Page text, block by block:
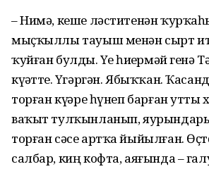
– Нимә, кеше ләститенән
мыҫҡыллы тауыш менән сырт
ҡуйған булды. Үҙе һиҙҙермәй генә
күҙәтте. Үҙгәргән. Ябыҡҡан.
торған күҙҙәре һүнеп барған утты
ваҡыт тулҡынланып,
торған сәсе артҡа йыйылған.
салбар, киң кофта, аяғында –